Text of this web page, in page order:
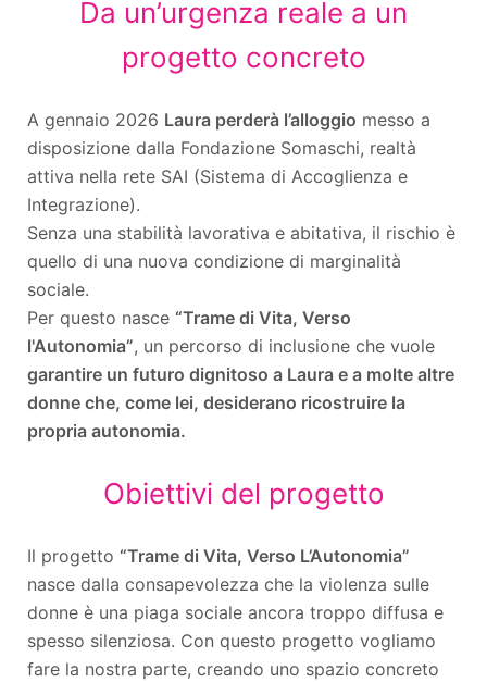
Da un’urgenza reale a un
progetto concreto
A gennaio 2026 Laura perderà l’alloggio messo a
disposizione dalla Fondazione Somaschi, realtà
attiva nella rete SAI (Sistema di Accoglienza e
Integrazione).
Senza una stabilità lavorativa e abitativa, il rischio è
quello di una nuova condizione di marginalità
sociale.
Per questo nasce “Trame di Vita, Verso
l'Autonomia”, un percorso di inclusione che vuole
garantire un futuro dignitoso a Laura e a molte altre
donne che, come lei, desiderano ricostruire la
propria autonomia.
Obiettivi del progetto
Il progetto “Trame di Vita, Verso L’Autonomia”
nasce dalla consapevolezza che la violenza sulle
donne è una piaga sociale ancora troppo diffusa e
spesso silenziosa. Con questo progetto vogliamo
fare la nostra parte, creando uno spazio concreto